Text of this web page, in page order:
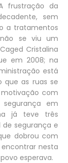
frustração da
sem
a tratamentos
se viu um
Cristalina
em 2008; na
está
que as ruas se
com
em
já teve três
segurança e
dobrou com
nesta
esperava.